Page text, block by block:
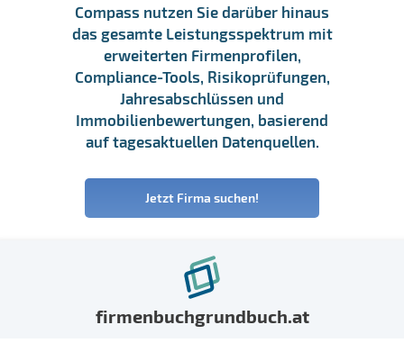
Compass nutzen Sie darüber hinaus
das gesamte Leistungsspektrum mit
erweiterten Firmenprofilen,
Compliance-Tools, Risikoprüfungen,
Jahresabschlüssen und
Immobilienbewertungen, basierend
auf tagesaktuellen Datenquellen.
Jetzt Firma suchen!
firmenbuchgrundbuch.at